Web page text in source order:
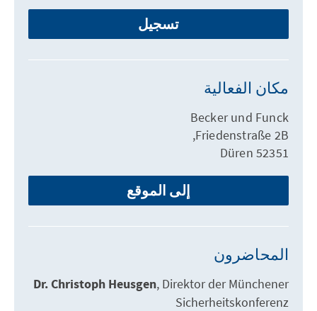
تسجيل
مكان الفعالية
Becker und Funck
Friedenstraße 2B,
52351 Düren
إلى الموقع
المحاضرون
Dr. Christoph Heusgen Direktor der Münchener
Sicherheitskonferenz